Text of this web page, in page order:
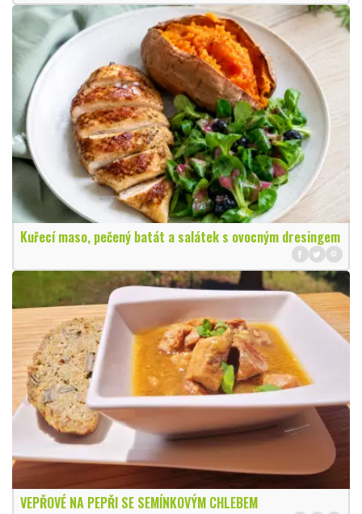
Kuřecí maso, pečený batát a salátek s ovocným dresingem
VEPŘOVÉ NA PEPŘI SE SEMÍNKOVÝM CHLEBEM